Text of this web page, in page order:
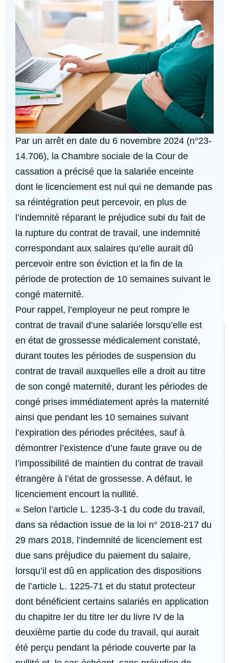
Par un arrêt en date du 6 novembre 2024 (n°23-
14.706), la Chambre sociale de la Cour de
cassation a précisé que la salariée enceinte
dont le licenciement est nul qui ne demande pas
sa réintégration peut percevoir, en plus de
l’indemnité réparant le préjudice subi du fait de
la rupture du contrat de travail, une indemnité
correspondant aux salaires qu’elle aurait dû
percevoir entre son éviction et la fin de la
période de protection de 10 semaines suivant le
congé maternité.
Pour rappel, l’employeur ne peut rompre le
contrat de travail d’une salariée lorsqu’elle est
en état de grossesse médicalement constaté,
durant toutes les périodes de suspension du
contrat de travail auxquelles elle a droit au titre
de son congé maternité, durant les périodes de
congé prises immédiatement après la maternité
ainsi que pendant les 10 semaines suivant
l’expiration des périodes précitées, sauf à
démontrer l’existence d’une faute grave ou de
l’impossibilité de maintien du contrat de travail
étrangère à l’état de grossesse. A défaut, le
licenciement encourt la nullité.
« Selon l’article L. 1235-3-1 du code du travail,
dans sa rédaction issue de la loi n° 2018-217 du
29 mars 2018, l’indemnité de licenciement est
due sans préjudice du paiement du salaire,
lorsqu’il est dû en application des dispositions
de l’article L. 1225-71 et du statut protecteur
dont bénéficient certains salariés en application
du chapitre Ier du titre Ier du livre IV de la
deuxième partie du code du travail, qui aurait
été perçu pendant la période couverte par la